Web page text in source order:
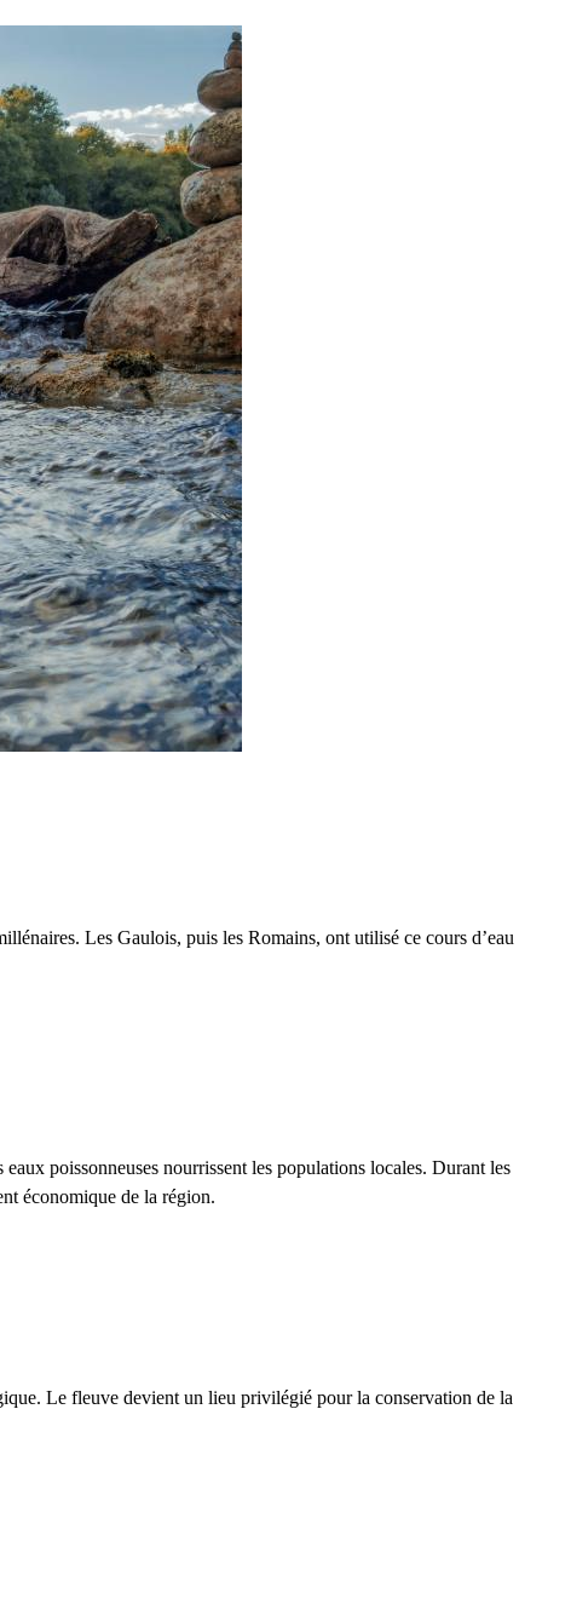
Les Gaulois, puis les Romains, ont utilisé ce cours d’eau
poissonneuses nourrissent les populations locales. Durant les
économique de la région.
Le fleuve devient un lieu privilégié pour la conservation de la